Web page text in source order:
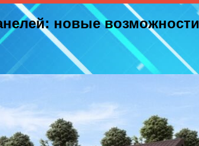
новые возможности